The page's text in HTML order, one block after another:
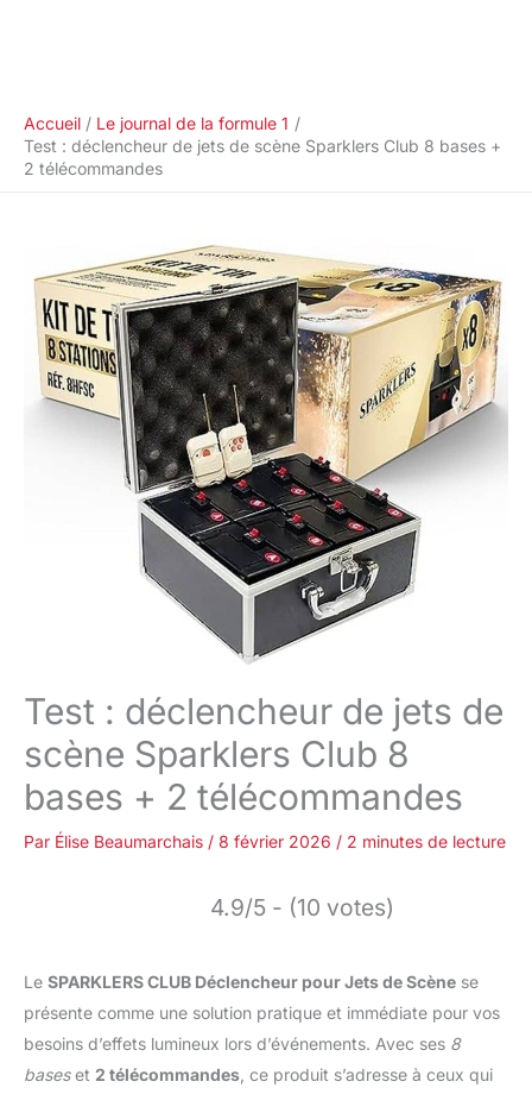
Accueil
Le journal de la formule 1
Test : déclencheur de jets de scène Sparklers Club 8 bases +
2 télécommandes
Test : déclencheur de jets de
scène Sparklers Club 8
bases + 2 télécommandes
Par Élise Beaumarchais / 8 février 2026 / 2 minutes de lecture
4.9/5 - (10 votes)
Le SPARKLERS CLUB Déclencheur pour Jets de Scène se
présente comme une solution pratique et immédiate pour vos
besoins d’effets lumineux lors d’événements. Avec ses 8
baseset 2 télécommandes , ce produit s’adresse à ceux qui